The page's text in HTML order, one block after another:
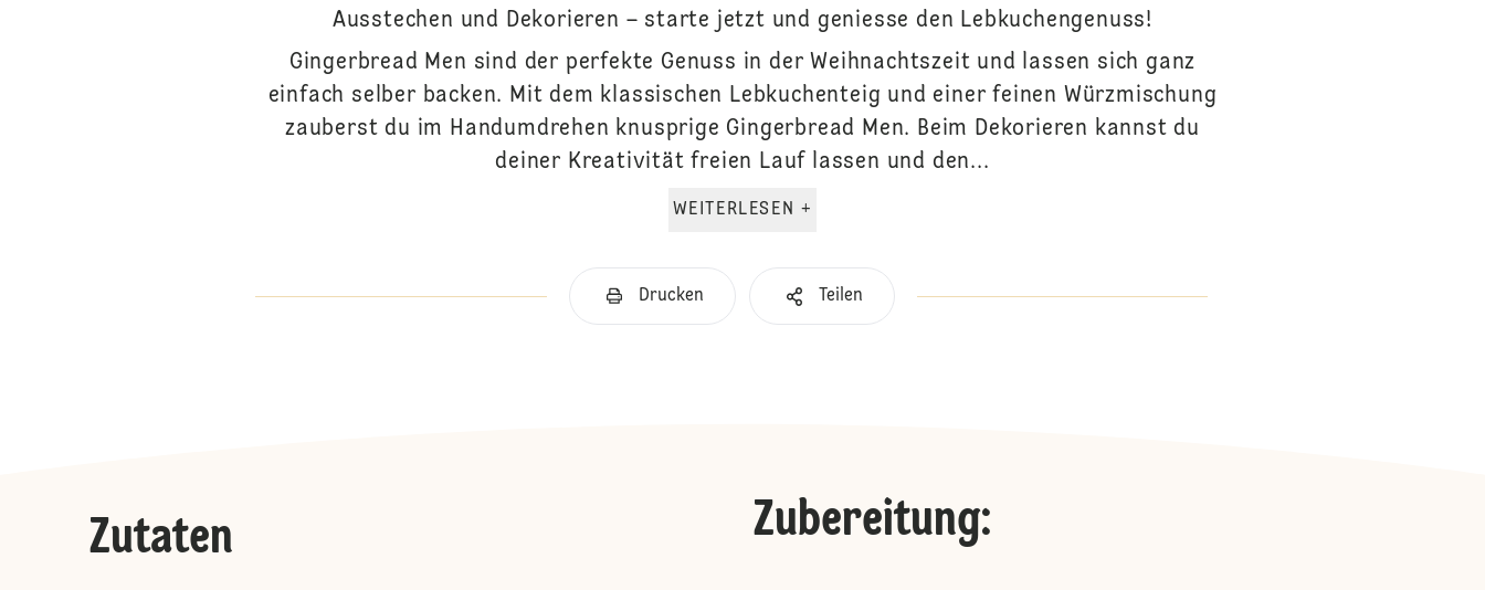
Ausstechen und Dekorieren – starte jetzt und geniesse den Lebkuchengenuss!
Gingerbread Men sind der perfekte Genuss in der Weihnachtszeit und lassen sich ganz
einfach selber backen. Mit dem klassischen Lebkuchenteig und einer feinen Würzmischung
zauberst du im Handumdrehen knusprige Gingerbread Men. Beim Dekorieren kannst du
deiner Kreativität freien Lauf lassen und den...
WEITERLESEN +
Drucken Teilen
Zutaten Zubereitung: